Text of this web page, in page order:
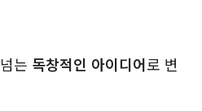
는 독창적인 아이디어로 변